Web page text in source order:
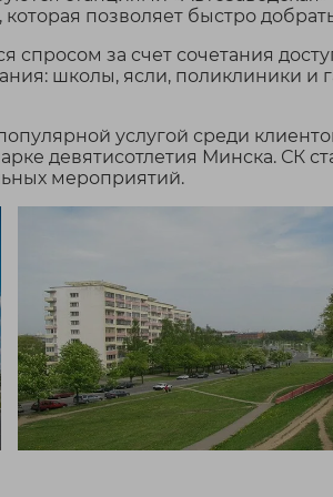
1039.7 м²
Продаётся
Кабушкина, 64. Основные
характеристики: - от...
позволяет быстро
за счет сочетания
школы, ясли, поликлиники и
услугой среди
девятисотлетия Минска. СК
мероприятий.